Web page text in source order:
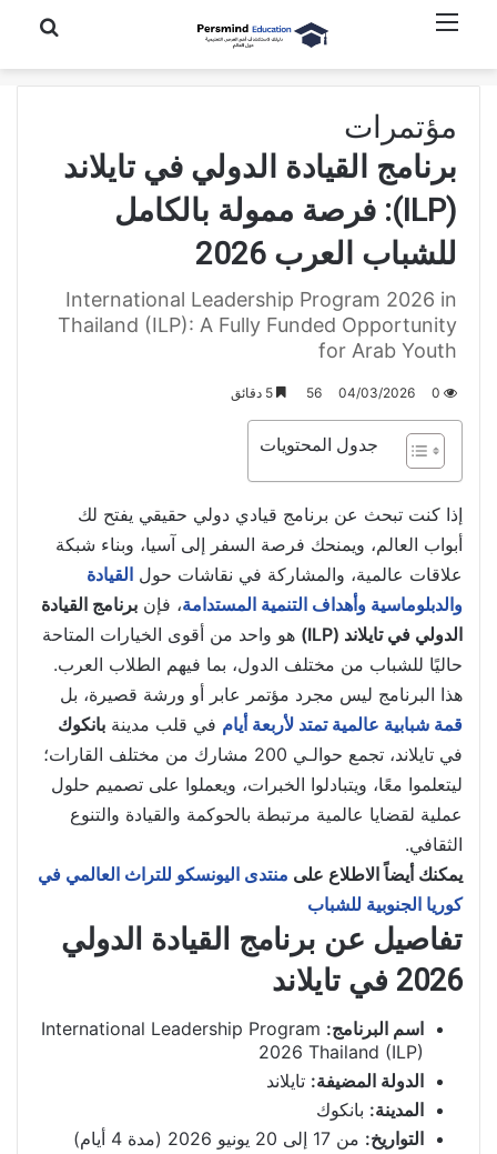
بحث عن
مؤتمرات
برنامج القيادة الدولي في تايلاند
(ILP): فرصة ممولة بالكامل
للشباب العرب 2026
International Leadership Program 2026 in
Thailand (ILP): A Fully Funded Opportunity
for Arab Youth
04/03/2026 0
جدول المحتويات
إذا كنت تبحث عن برنامج قيادي دولي حقيقي يفتح لك
أبواب العالم، ويمنحك فرصة السفر إلى آسيا، وبناء شبكة
علاقات عالمية، والمشاركة في نقاشات حول القيادة
والدبلوماسية وأهداف التنمية المستدامة، فإن برنامج القيادة
الدولي في تايلاند (ILP)
هو واحد من أقوى الخيارات المتاحة
حاليًا للشباب من مختلف الدول، بما فيهم الطلاب العرب.
هذا البرنامج ليس مجرد مؤتمر عابر أو ورشة قصيرة، بل
قمة شبابية عالمية تمتد لأربعة أيام في قلب مدينة بانكوك
في تايلاند، تجمع حوالـي 200 مشارك من مختلف القارات؛
ليتعلموا معًا، ويتبادلوا الخبرات، ويعملوا على تصميم حلول
عملية لقضايا عالمية مرتبطة بالحوكمة والقيادة والتنوع
الثقافي.
يمكنك أيضاً الاطلاع على منتدى اليونسكو للتراث العالمي في
كوريا الجنوبية للشباب
تفاصيل عن برنامج القيادة الدولي
2026 في تايلاند
اسم البرنامج: International Leadership Program
2026 Thailand (ILP)
الدولة المضيفة: تايلاند
المدينة: بانكوك
التواريخ: من 17 إلى 20 يونيو 2026 (مدة 4 أيام)